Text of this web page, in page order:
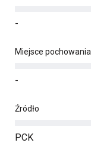
-
Miejsce pochowania
-
Źródło
PCK